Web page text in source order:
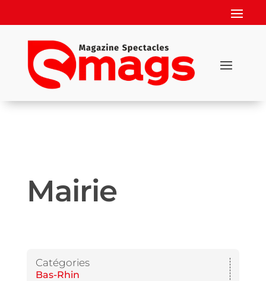
Mairie
Catégories
Bas-Rhin